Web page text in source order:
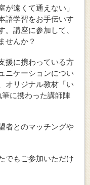
が遠くて通えない」
語学習をお手伝いす
。講座に参加して、
せんか？
援に携わっている方
ニケーションについ
オリジナル教材「い
に携わった講師陣
者とのマッチングや
でもご参加いただけ